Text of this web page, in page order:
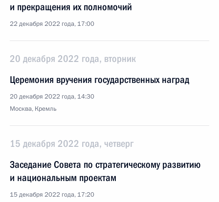
и прекращения их полномочий
22 декабря 2022 года, 17:00
20 декабря 2022 года, вторник
Церемония вручения государственных наград
20 декабря 2022 года, 14:30
Москва, Кремль
15 декабря 2022 года, четверг
Заседание Совета по стратегическому развитию
и национальным проектам
15 декабря 2022 года, 17:20